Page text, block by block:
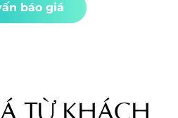
báo giá
TỪ KHÁCH